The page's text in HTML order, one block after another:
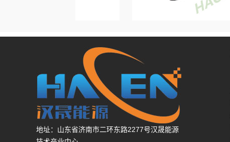
地址：山东省济南市二环东路2277号汉晟能源